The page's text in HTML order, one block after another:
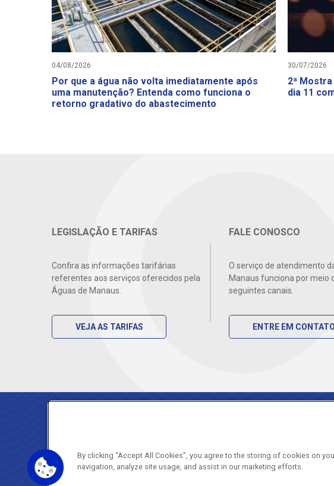
04/08/2026
Por que a água não volta imediatamente após
uma manutenção? Entenda como funciona o
retorno gradativo do abastecimento
30/07/2026
2ª
dia 11
LEGISLAÇÃO E TARIFAS
Confira as informações tarifárias
referentes aos serviços oferecidos pela
Águas de Manaus.
VEJA AS TARIFAS
FALE CONOSCO
O serviço de atendimento
Manaus funciona por meio
seguintes canais.
ENTRE EM CONTATO
By clicking “Accept All Cookies”, you agree to the storing of cookies on
navigation, analyze site usage, and assist in our marketing efforts.